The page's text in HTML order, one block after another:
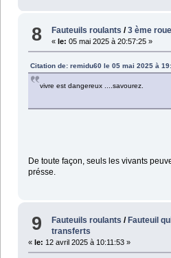
8 Fauteuils roulants /3 ème
«le: 05 mai 2025 à 20:57:25 »
Citation de: remidu60 le 05 mai 2025 à
vivre est dangereux ....savourez.
De toute façon, seuls les vivants
présse.
9 Fauteuils roulants /Fauteuil
transferts
« le: 12 avril 2025 à 10:11:53 »